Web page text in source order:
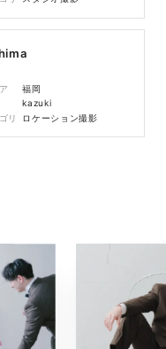
福岡
kazuki
リ
ロケーション撮影